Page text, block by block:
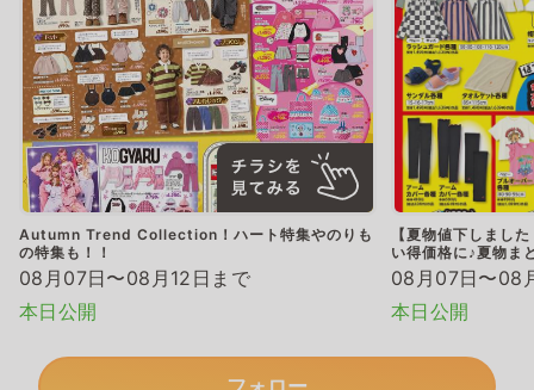
Autumn Trend Collection！ハート特集やのりも
の特集も！！
08月07日〜08月12日まで
本日公開
【夏物値下しまし
い得価格に♪夏物ま
08月07日〜08
本日公開